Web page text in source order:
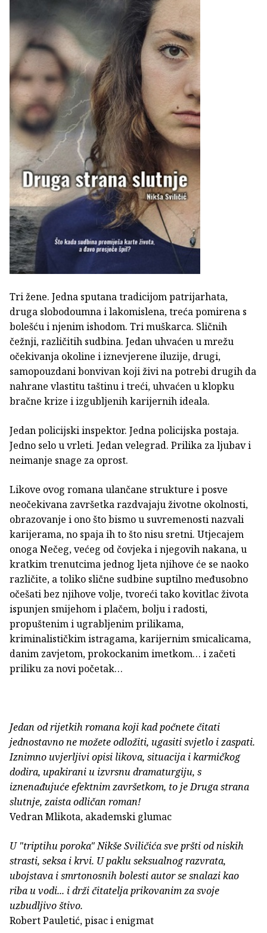
Tri žene. Jedna sputana tradicijom patrijarhata,
druga slobodoumna i lakomislena, treća pomirena s
bolešću i njenim ishodom. Tri muškarca. Sličnih
čežnji, različitih sudbina. Jedan uhvaćen u mrežu
očekivanja okoline i iznevjerene iluzije, drugi,
samopouzdani bonvivan koji živi na potrebi drugih da
nahrane vlastitu taštinu i treći, uhvaćen u klopku
bračne krize i izgubljenih karijernih ideala.
Jedan policijski inspektor. Jedna policijska postaja.
Jedno selo u vrleti. Jedan velegrad. Prilika za ljubav i
neimanje snage za oprost.
Likove ovog romana ulančane strukture i posve
neočekivana završetka razdvajaju životne okolnosti,
obrazovanje i ono što bismo u suvremenosti nazvali
karijerama, no spaja ih to što nisu sretni. Utjecajem
onoga Nečeg, većeg od čovjeka i njegovih nakana, u
kratkim trenutcima jednog ljeta njihove će se naoko
različite, a toliko slične sudbine suptilno međusobno
očešati bez njihove volje, tvoreći tako kovitlac života
ispunjen smijehom i plačem, bolju i radosti,
propuštenim i ugrabljenim prilikama,
kriminalističkim istragama, karijernim smicalicama,
danim zavjetom, prokockanim imetkom… i začeti
priliku za novi početak…
Jedan od rijetkih romana koji kad počnete čitati
jednostavno ne možete odložiti, ugasiti svjetlo i zaspati.
Iznimno uvjerljivi opisi likova, situacija i karmičkog
dodira, upakirani u izvrsnu dramaturgiju, s
iznenađujuće efektnim završetkom, to je Druga strana
slutnje, zaista odličan roman!
Vedran Mlikota, akademski glumac
U "triptihu poroka" Nikše Sviličića sve pršti od niskih
strasti, seksa i krvi. U paklu seksualnog razvrata,
ubojstava i smrtonosnih bolesti autor se snalazi kao
riba u vodi... i drži čitatelja prikovanim za svoje
uzbudljivo štivo.
Robert Pauletić, pisac i enigmat